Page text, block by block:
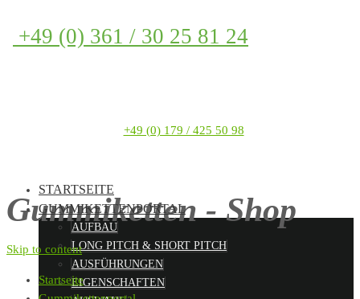
+49 (0) 361 / 30 25 81 24
+49 (0) 179 / 425 50 98
Gummiketten - Shop
STARTSEITE
GUMMIKETTENPORTAL
AUFBAU
LONG PITCH & SHORT PITCH
AUSFÜHRUNGEN
EIGENSCHAFTEN
Skip to content
Startseite